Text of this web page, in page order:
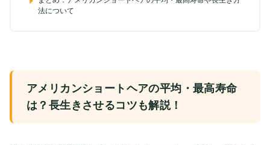
法について
アメリカンショートヘアの平均・最高寿命
は？長生きさせるコツも解説！